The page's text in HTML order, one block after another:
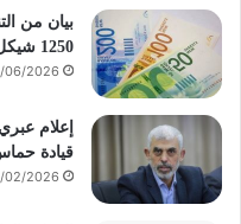
بيان من
1250 شيكل
06/2026
إعلام
قيادة
02/2026